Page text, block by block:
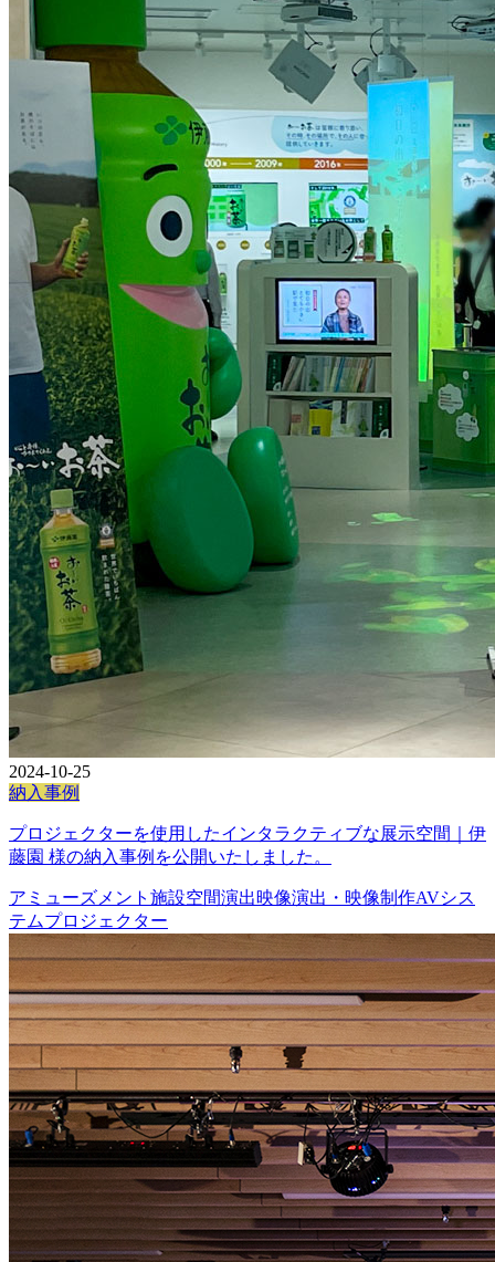
2024-10-25
納入事例
プロジェクターを使用したインタラクティブな展示空間｜伊
藤園 様の納入事例を公開いたしました。
アミューズメント施設空間演出映像演出・映像制作AVシス
テムプロジェクター